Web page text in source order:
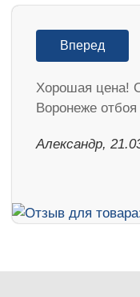
Вперед
Хорошая цена!
Воронеже отбоя
Александр,